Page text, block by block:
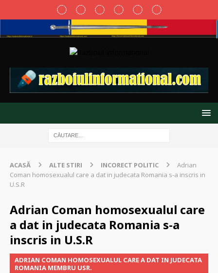
ACASĂ ALTE STIRI INCORECT POLITIC
Adrian
Coman homosexualul care a dat in judecata Romania s-a inscris in
U.S.R
Adrian Coman homosexualul care
a dat in judecata Romania s-a
inscris in U.S.R
ADRIAN COMAN HOMOSEXUALUL CARE A DAT IN JUDECATA
ROMANIA MEMBRU USR.